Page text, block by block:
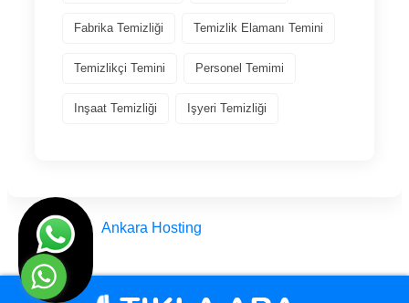
Fabrika Temizliği Temizlik Elamanı Temini
Temizlikçi Temini Personel Temimi
Inşaat Temizliği Işyeri Temizliği
Tasarım
Ankara Hosting
© Engin Temizlik Ankara Türkiye 2012 - 2025